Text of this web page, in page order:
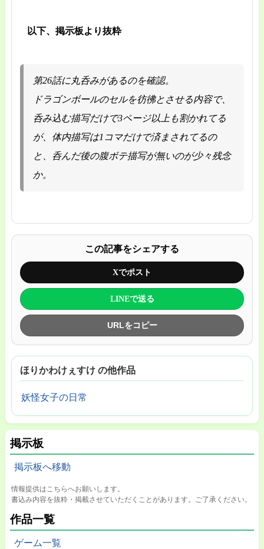
掲示板
掲示板へ移動
情報提供はこちらへお願いします。
書込み内容を抜粋・掲載させていただくことがあります。ご了承ください。
作品一覧
ゲーム一覧
以下、掲示板より抜粋
第26話に丸呑みがあるのを確認。
ドラゴンボールのセルを彷彿とさせる内容で、
呑み込む描写だけで3ページ以上も割かれてる
が、体内描写は1コマだけで済まされてるの
と、呑んだ後の腹ボテ描写が無いのが少々残念
か。
この記事をシェアする
Xでポスト
LINEで送る
URLをコピー
ほりかわけぇすけ の他作品
妖怪女子の日常